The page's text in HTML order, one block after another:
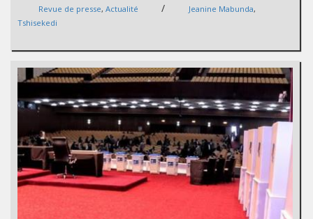
Revue de presse, Actualité / Jeanine Mabunda,
Tshisekedi